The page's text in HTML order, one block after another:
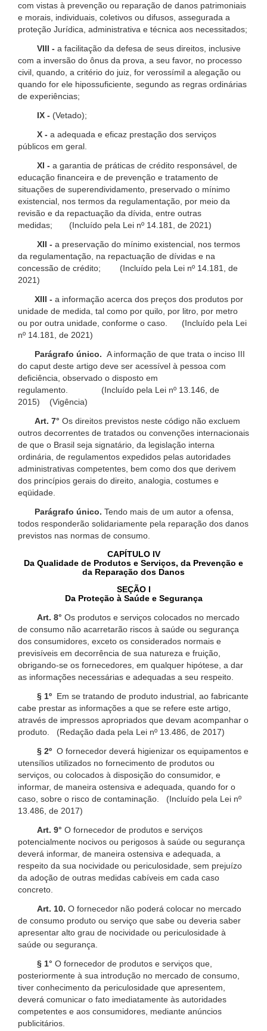
com vistas à prevenção ou reparação de danos patrimoniais
e morais, individuais, coletivos ou difusos, assegurada a
proteção Jurídica, administrativa e técnica aos necessitados;
VIII - a facilitação da defesa de seus direitos, inclusive
com a inversão do ônus da prova, a seu favor, no processo
civil, quando, a critério do juiz, for verossímil a alegação ou
quando for ele hipossuficiente, segundo as regras ordinárias
de experiências;
IX - (Vetado);
X - a adequada e eficaz prestação dos serviços
públicos em geral.
XI - a garantia de práticas de crédito responsável, de
educação financeira e de prevenção e tratamento de
situações de superendividamento, preservado o mínimo
existencial, nos termos da regulamentação, por meio da
revisão e da repactuação da dívida, entre outras
medidas; (Incluído pela Lei nº 14.181, de 2021)
XII - a preservação do mínimo existencial, nos termos
da regulamentação, na repactuação de dívidas e na
concessão de crédito; (Incluído pela Lei nº 14.181, de
2021)
XIII - a informação acerca dos preços dos produtos por
unidade de medida, tal como por quilo, por litro, por metro
ou por outra unidade, conforme o caso. (Incluído pela Lei
nº 14.181, de 2021)
Parágrafo único. A informação de que trata o inciso III
do caput deste artigo deve ser acessível à pessoa com
deficiência, observado o disposto em
regulamento. (Incluído pela Lei nº 13.146, de
2015) (Vigência)
Art. 7° Os direitos previstos neste código não excluem
outros decorrentes de tratados ou convenções internacionais
de que o Brasil seja signatário, da legislação interna
ordinária, de regulamentos expedidos pelas autoridades
administrativas competentes, bem como dos que derivem
dos princípios gerais do direito, analogia, costumes e
eqüidade.
Parágrafo único. Tendo mais de um autor a ofensa,
todos responderão solidariamente pela reparação dos danos
previstos nas normas de consumo.
CAPÍTULO IV
Da Qualidade de Produtos e Serviços, da Prevenção e
da Reparação dos Danos
SEÇÃO I
Da Proteção à Saúde e Segurança
Art. 8° Os produtos e serviços colocados no mercado
de consumo não acarretarão riscos à saúde ou segurança
dos consumidores, exceto os considerados normais e
previsíveis em decorrência de sua natureza e fruição,
obrigando-se os fornecedores, em qualquer hipótese, a dar
as informações necessárias e adequadas a seu respeito.
§ 1º Em se tratando de produto industrial, ao fabricante
cabe prestar as informações a que se refere este artigo,
através de impressos apropriados que devam acompanhar o
produto. (Redação dada pela Lei nº 13.486, de 2017)
§ 2º O fornecedor deverá higienizar os equipamentos e
utensílios utilizados no fornecimento de produtos ou
serviços, ou colocados à disposição do consumidor, e
informar, de maneira ostensiva e adequada, quando for o
caso, sobre o risco de contaminação. (Incluído pela Lei nº
13.486, de 2017)
Art. 9° O fornecedor de produtos e serviços
potencialmente nocivos ou perigosos à saúde ou segurança
deverá informar, de maneira ostensiva e adequada, a
respeito da sua nocividade ou periculosidade, sem prejuízo
da adoção de outras medidas cabíveis em cada caso
concreto.
Art. 10. O fornecedor não poderá colocar no mercado
de consumo produto ou serviço que sabe ou deveria saber
apresentar alto grau de nocividade ou periculosidade à
saúde ou segurança.
§ 1° O fornecedor de produtos e serviços que,
posteriormente à sua introdução no mercado de consumo,
tiver conhecimento da periculosidade que apresentem,
deverá comunicar o fato imediatamente às autoridades
competentes e aos consumidores, mediante anúncios
publicitários.